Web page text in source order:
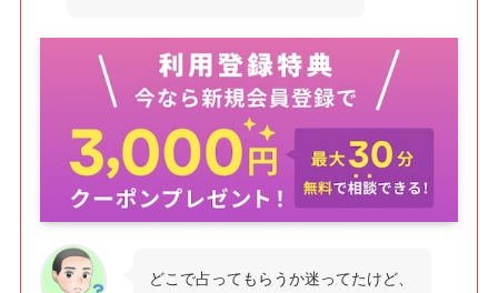
どこで占ってもらうか迷ってたけど、